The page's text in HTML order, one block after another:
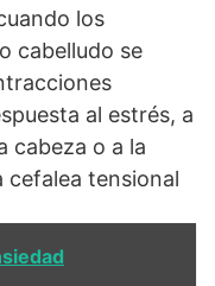
los
cabelludo se
al estrés, a
cabeza o a la
cefalea tensional